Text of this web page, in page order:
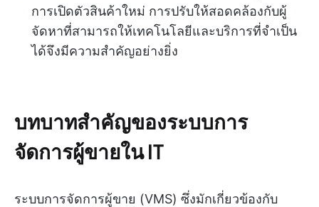
การเปิดตัวสินค้าใหม่ การปรับให้สอดคล้องกับผู้
จัดหาที่สามารถให้เทคโนโลยีและบริการที่จำเป็น
ได้จึงมีความสำคัญอย่างยิ่ง
บทบาทสำคัญของระบบการ
จัดการผู้ขายใน IT
ระบบการจัดการผู้ขาย (VMS) ซึ่งมักเกี่ยวข้องกับ